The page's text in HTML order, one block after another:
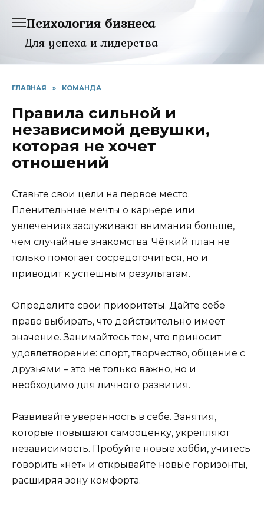
Психология бизнеса
Для успеха и лидерства
ГЛАВНАЯ » КОМАНДА
Правила сильной и
независимой девушки,
которая не хочет
отношений
Ставьте свои цели на первое место.
Пленительные мечты о карьере или
увлечениях заслуживают внимания больше,
чем случайные знакомства. Чёткий план не
только помогает сосредоточиться, но и
приводит к успешным результатам.
Определите свои приоритеты. Дайте себе
право выбирать, что действительно имеет
значение. Занимайтесь тем, что приносит
удовлетворение: спорт, творчество, общение с
друзьями – это не только важно, но и
необходимо для личного развития.
Развивайте уверенность в себе. Занятия,
которые повышают самооценку, укрепляют
независимость. Пробуйте новые хобби, учитесь
говорить «нет» и открывайте новые горизонты,
расширяя зону комфорта.